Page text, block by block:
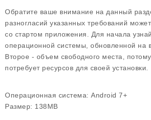
Обратите ваше внимание на данный
разногласий указанных требований
со стартом приложения. Для начала
операционной системы, обновленной на
Второе - объем свободного места,
потребует ресурсов для своей установки.
Операционная система: Android 7+
Размер: 138MB